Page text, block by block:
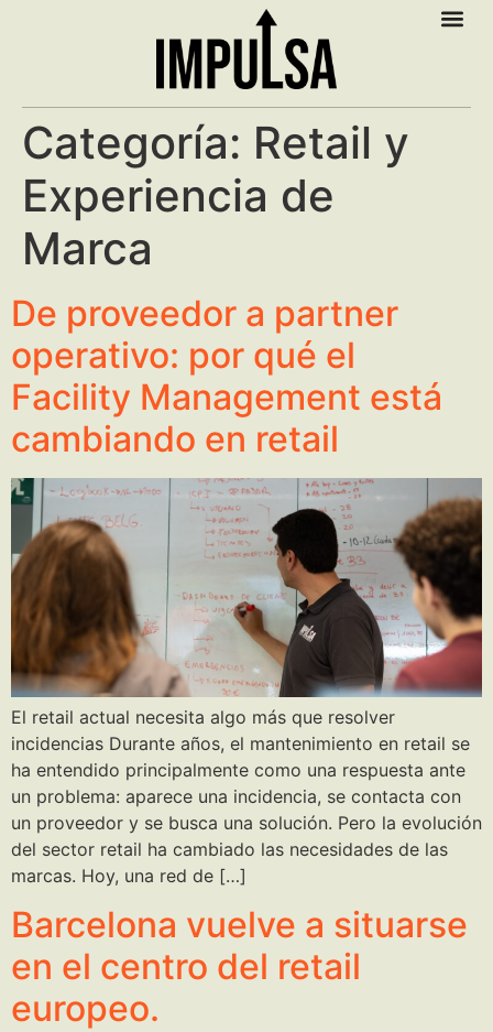
Categoría: Retail y
Experiencia de
Marca
De proveedor a partner
operativo: por qué el
Facility Management está
cambiando en retail
El retail actual necesita algo más que resolver
incidencias Durante años, el mantenimiento en retail se
ha entendido principalmente como una respuesta ante
un problema: aparece una incidencia, se contacta con
un proveedor y se busca una solución. Pero la evolución
del sector retail ha cambiado las necesidades de las
marcas. Hoy, una red de […]
Barcelona vuelve a situarse
en el centro del retail
europeo.